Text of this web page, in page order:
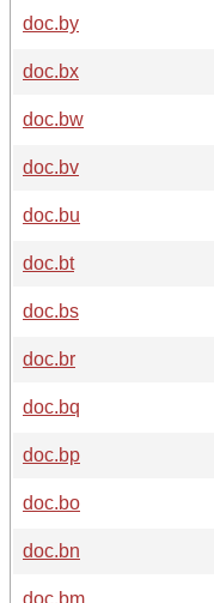
doc.by
doc.bx
doc.bw
doc.bv
doc.bu
doc.bt
doc.bs
doc.br
doc.bq
doc.bp
doc.bo
doc.bn
doc.bm